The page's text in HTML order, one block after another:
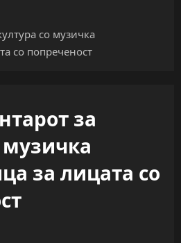
со музичка
со попреченост
за
музичка
за лицата со